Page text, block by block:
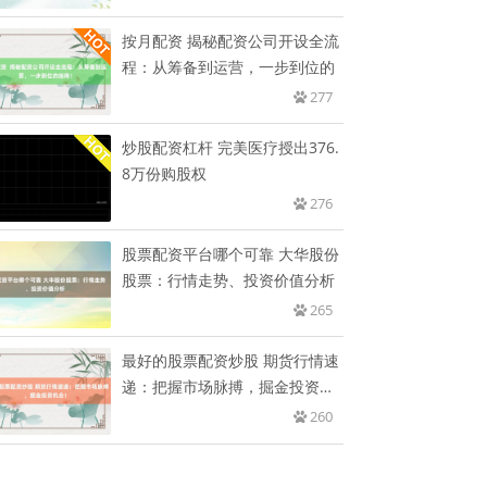
按月配资 揭秘配资公司开设全流
程：从筹备到运营，一步到位的
277
炒股配资杠杆 完美医疗授出376.
8万份购股权
276
股票配资平台哪个可靠 大华股份
股票：行情走势、投资价值分析
265
最好的股票配资炒股 期货行情速
递：把握市场脉搏，掘金投资机
260